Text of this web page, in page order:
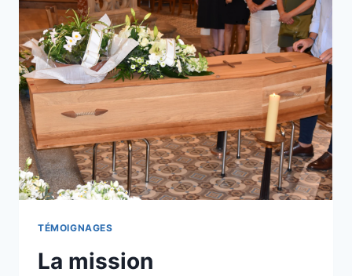
TÉMOIGNAGES
La mission